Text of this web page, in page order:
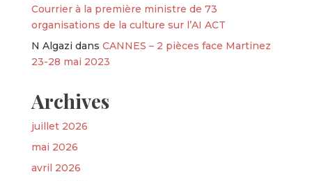
Courrier à la première ministre de 73
organisations de la culture sur l’AI ACT
N Algazi dans CANNES – 2 pièces face Martinez
23-28 mai 2023
Archives
juillet 2026
mai 2026
avril 2026